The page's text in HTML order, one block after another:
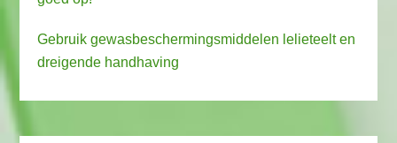
Gebruik gewasbeschermingsmiddelen lelieteelt en
dreigende handhaving